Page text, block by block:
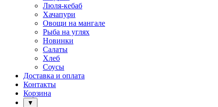
Люля-кебаб
Хачапури
Овощи на мангале
Рыба на углях
Новинки
Салаты
Хлеб
Соусы
Доставка и оплата
Контакты
Корзина
▼